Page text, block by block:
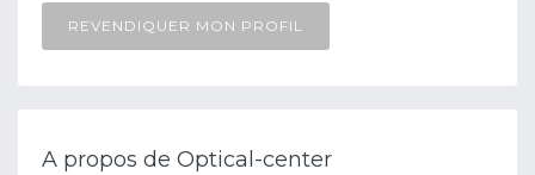
REVENDIQUER MON PROFIL
A propos de Optical-center